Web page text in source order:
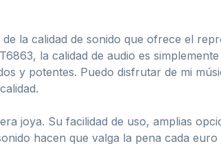
la calidad de sonido que ofrece el
la calidad de audio es
y potentes. Puedo disfrutar de mi
joya. Su facilidad de uso, amplias
hacen que valga la pena cada